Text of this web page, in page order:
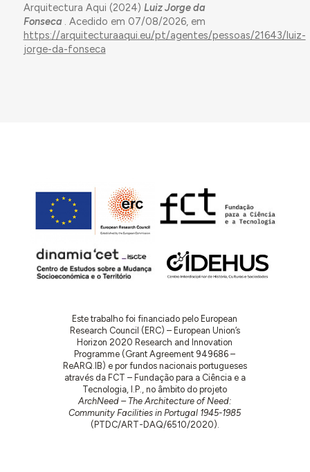
Arquitectura Aqui (2024) Luiz Jorge da
Fonseca . Acedido em 07/08/2026, em
https://arquitecturaaqui.eu/pt/agentes/pessoas/21643/luiz-
jorge-da-fonseca
Este trabalho foi financiado pelo European
Research Council (ERC) – European Union’s
Horizon 2020 Research and Innovation
Programme (Grant Agreement 949686 –
ReARQ.IB) e por fundos nacionais portugueses
através da FCT – Fundação para a Ciência e a
Tecnologia, I.P., no âmbito do projeto
ArchNeed – The Architecture of Need:
Community Facilities in Portugal 1945-1985
(PTDC/ART-DAQ/6510/2020).